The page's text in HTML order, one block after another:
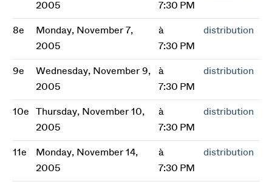
2005
7:30 PM
8e
Monday, November 7,
2005
à
7:30 PM
distribution
9e
Wednesday, November 9,
2005
à
7:30 PM
distribution
10e
Thursday, November 10,
2005
à
7:30 PM
distribution
11e
Monday, November 14,
2005
à
7:30 PM
distribution